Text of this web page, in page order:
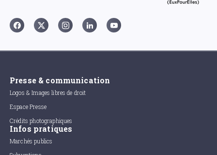
Presse & communication
Logos & Images libres de droit
Espace Presse
Crédits photographiques
Infos pratiques
Marchés publics